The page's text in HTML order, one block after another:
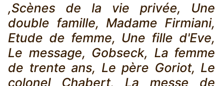
,Scènes de la vie privée, Une
double famille, Madame Firmiani,
Etude de femme, Une fille d'Eve,
Le message, Gobseck, La femme
de trente ans, Le père Goriot, Le
colonel Chabert, La messe de